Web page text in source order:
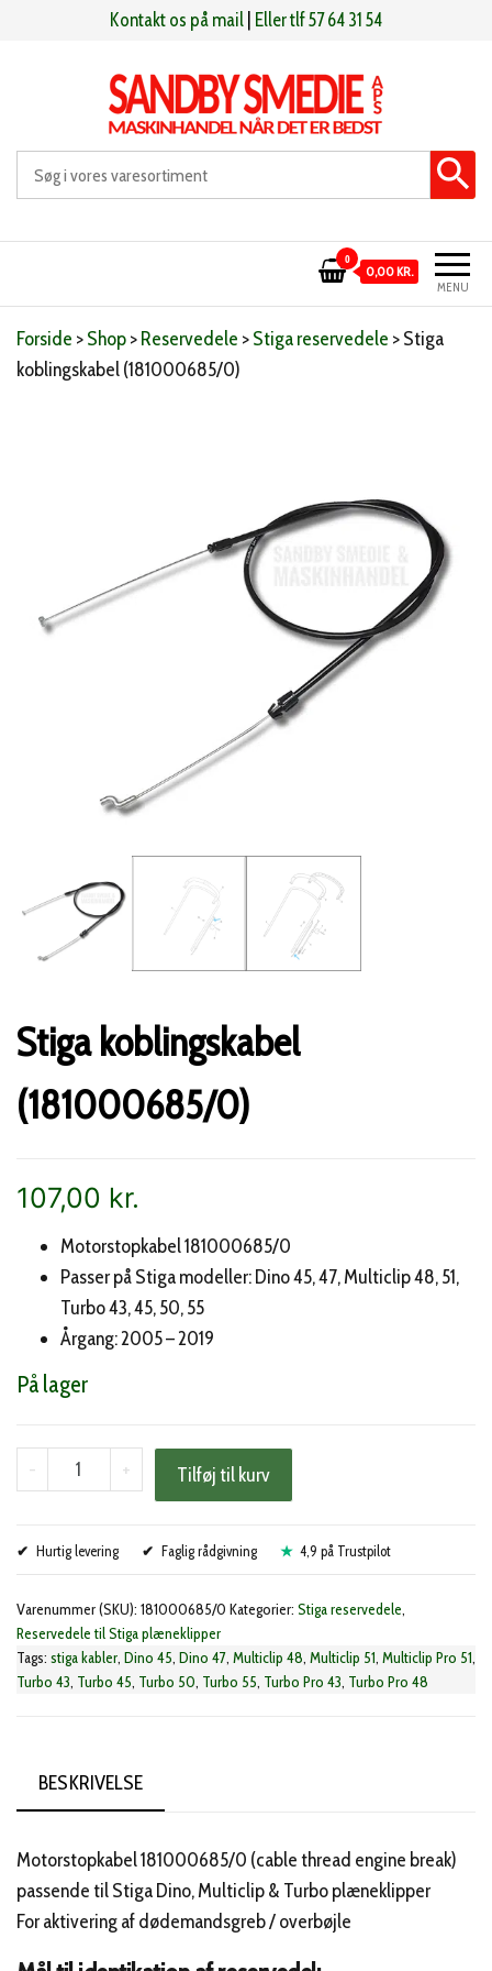
Kontakt os på mail Eller tlf 57 64 31 54
Sandby smeden Maskinhandel når det er bedst
MENU
0
0,00 KR.
Forside >Shop>Reservedele >Stiga reservedele >Stiga
koblingskabel (181000685/0)
Stiga koblingskabel
(181000685/0)
107,00 kr.
Motorstopkabel 181000685/0
Passer på Stiga modeller: Dino 45, 47, Multiclip 48, 51,
Turbo 43, 45, 50, 55
Årgang: 2005 – 2019
På lager
-
Stiga
koblingskabel
antal
+ Tilføj til kurv
Hurtig levering Faglig rådgivning 4,9 på Trustpilot
Varenummer (SKU): 181000685/0 Kategorier: Stiga reservedele
Reservedele til Stiga plæneklipper
Tags: stiga kabler Dino 45 Dino 47 Multiclip 48 Multiclip 51 Multiclip Pro 51
Turbo 43 Turbo 45 Turbo 50 Turbo 55 Turbo Pro 43 Turbo Pro 48
BESKRIVELSE
Motorstopkabel 181000685/0 (cable thread engine break)
passende til Stiga Dino, Multiclip & Turbo plæneklipper
For aktivering af dødemandsgreb / overbøjle